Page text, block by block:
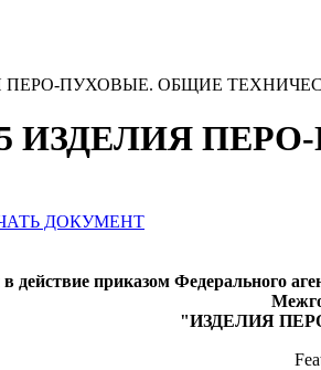
ПЕРО-ПУХОВЫЕ. ОБЩИЕ
ИЗДЕЛИЯ
ДОКУМЕНТ
действие приказом Федерального
"ИЗДЕЛИЯ